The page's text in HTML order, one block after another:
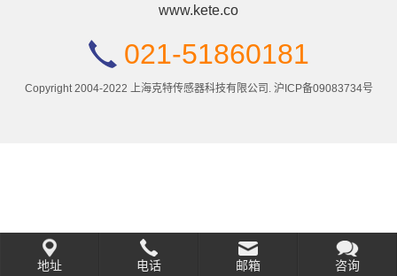
www.kete.co
021-51860181
Copyright 2004-2022 上海克特传感器科技有限公司. 沪ICP备09083734号
地址 电话 邮箱 咨询